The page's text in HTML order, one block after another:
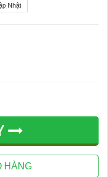
Nhật
HÀNG